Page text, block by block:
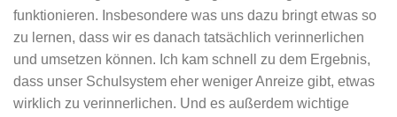
funktionieren. Insbesondere was uns dazu bringt etwas so
zu lernen, dass wir es danach tatsächlich verinnerlichen
und umsetzen können. Ich kam schnell zu dem Ergebnis,
dass unser Schulsystem eher weniger Anreize gibt, etwas
wirklich zu verinnerlichen. Und es außerdem wichtige